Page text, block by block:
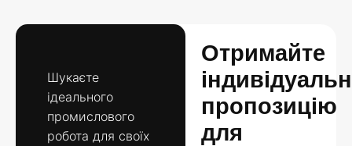
Шукаєте
ідеального
промислового
робота для своїх
Отримайте
пропозицію
для